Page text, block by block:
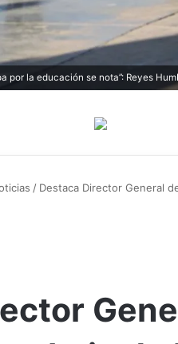
por la educación se nota”: Reyes
/ Destaca Director General